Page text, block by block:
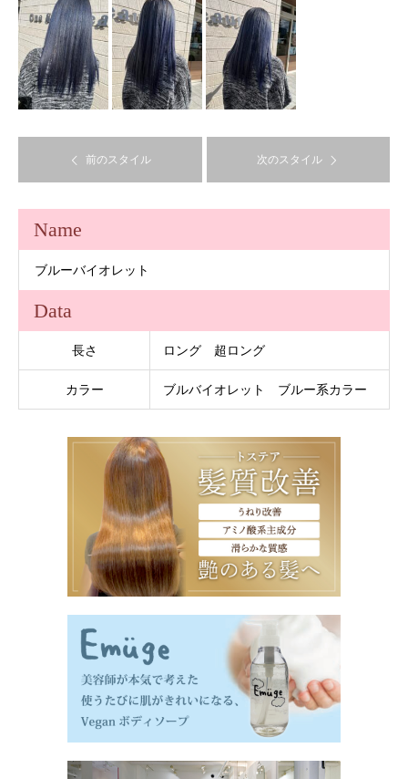
前のスタイル 次のスタイル
Name
ブルーバイオレット
Data
長さ ロング 超ロング
カラー ブルバイオレット ブルー系カラー